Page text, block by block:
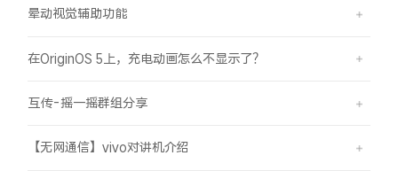
晕动视觉辅助功能
在OriginOS 5上，充电动画怎么不显示了？
互传-摇一摇群组分享
【无网通信】vivo对讲机介绍